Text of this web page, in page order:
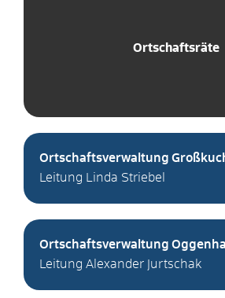
Ortschaftsräte
Ortschaftsverwaltung
Leitung Linda Striebel
Ortschaftsverwaltung
Leitung Alexander Jurtschak